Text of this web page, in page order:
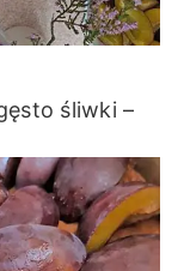
śliwki –